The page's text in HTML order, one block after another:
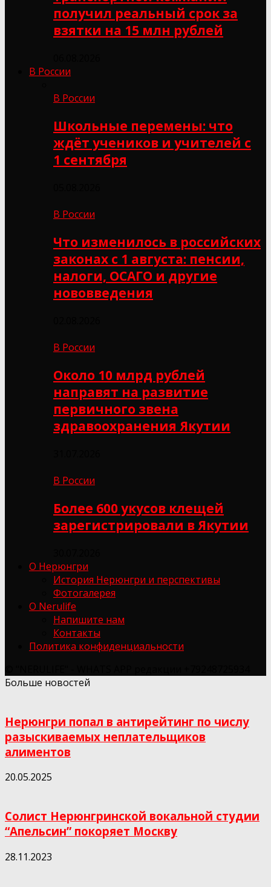
получил реальный срок за
взятки на 15 млн рублей
В России
В России
Школьные перемены: что
ждёт учеников и учителей с
1 сентября
В России
Что изменилось в российских
законах с 1 августа: пенсии,
налоги, ОСАГО и другие
нововведения
В России
Около 10 млрд рублей
направят на развитие
первичного звена
здравоохранения Якутии
В России
Более 600 укусов клещей
зарегистрировали в Якутии
О Нерюнгри
История Нерюнгри и перспективы
Фотогалерея
О Nerulife
Напишите нам
Контакты
Политика конфиденциальности
Больше новостей
Нерюнгри попал в антирейтинг по числу
разыскиваемых неплательщиков
алиментов
20.05.2025
Солист Нерюнгринской вокальной студии
“Апельсин” покоряет Москву
28.11.2023